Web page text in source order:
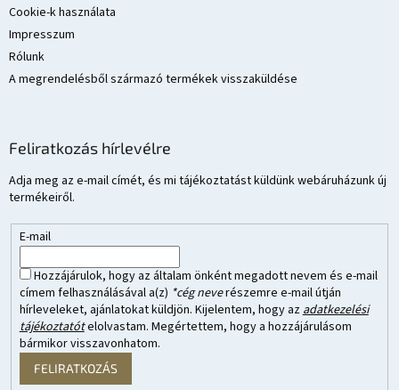
Cookie-k használata
Impresszum
Rólunk
A megrendelésből származó termékek visszaküldése
Feliratkozás hírlevélre
Adja meg az e-mail címét, és mi tájékoztatást küldünk webáruházunk új
termékeiről.
E-mail
Hozzájárulok, hogy az általam önként megadott nevem és e-mail
címem felhasználásával a(z) *cég neverészemre e-mail útján
hírleveleket, ajánlatokat küldjön. Kijelentem, hogy az adatkezelési
tájékoztatótelolvastam. Megértettem, hogy a hozzájárulásom
bármikor visszavonhatom.
FELIRATKOZÁS